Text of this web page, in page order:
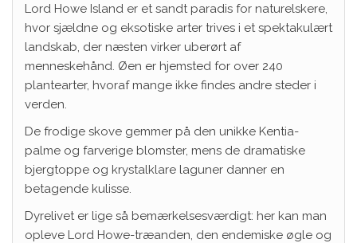
Lord Howe Island er et sandt paradis for naturelskere,
hvor sjældne og eksotiske arter trives i et spektakulært
landskab, der næsten virker uberørt af
menneskehånd. Øen er hjemsted for over 240
plantearter, hvoraf mange ikke findes andre steder i
verden.
De frodige skove gemmer på den unikke Kentia-
palme og farverige blomster, mens de dramatiske
bjergtoppe og krystalklare laguner danner en
betagende kulisse.
Dyrelivet er lige så bemærkelsesværdigt: her kan man
opleve Lord Howe-træanden, den endemiske øgle og